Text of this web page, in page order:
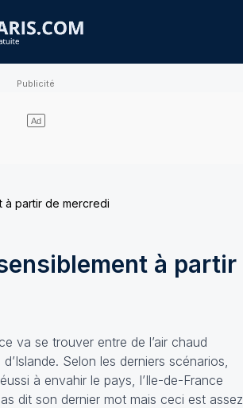
à partir de mercredi
à partir
va se trouver entre de l’air chaud
Selon les derniers scénarios,
à envahir le pays, l’Ile-de-France
dit son dernier mot mais ceci est assez